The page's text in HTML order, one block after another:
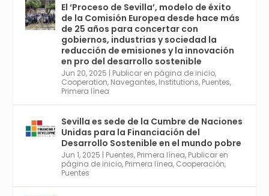
Avata
r
Sevilla World @worldsevilla ·
21 May 2024
Conoce a @mvbim, la empresa sevillana
que ha sido pionera en España en el uso de
la tecnología BIM para digitalizar e
industrializar la arquitectura y la
construcción. Ver su dimensión
internacional en el reportaje de
@juanluispavon1 en @elCorreoWeb :
https://tinyurl.com/yfa2h55p
2 6 Twitter
El ‘Proceso de Sevilla’, modelo de éxito
de la Comisión Europea desde hace más
de 25 años para concertar con
gobiernos, industrias y sociedad la
reducción de emisiones y la innovación
en pro del desarrollo sostenible
Jun 20, 2025 | Publicar en página de inicio,
Cooperation, Navegantes, Institutions, Puentes,
Primera línea
Sevilla es sede de la Cumbre de Naciones
Unidas para la Financiación del
Desarrollo Sostenible en el mundo pobre
Jun 1, 2025 | Puentes, Primera línea, Publicar en
página de inicio, Primera línea, Cooperación,
Puentes